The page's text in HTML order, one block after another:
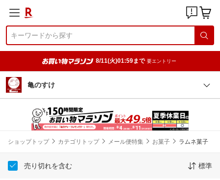
8/11(火)01:59まで 要エントリー
亀のすけ
ショップトップ カテゴリトップ メール便特集 お菓子 ラムネ菓子
売り切れを含む 標準